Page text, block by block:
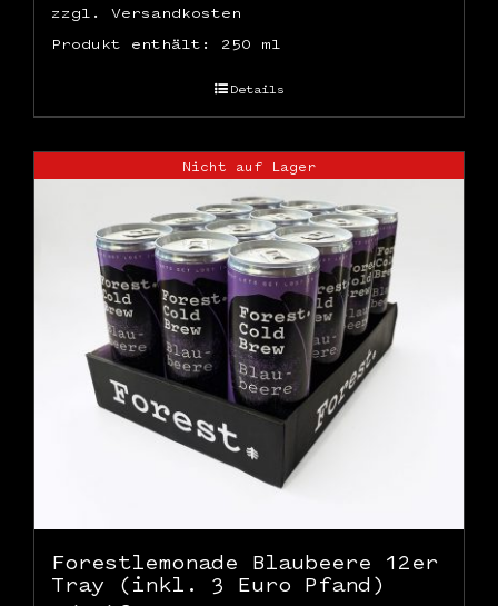
zzgl. Versandkosten
Produkt enthält: 250 ml
Details
Nicht auf Lager
Forestlemonade Blaubeere 12er
Tray (inkl. 3 Euro Pfand)